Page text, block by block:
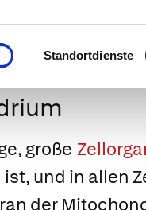
Standortdienste
große
und in allen
der